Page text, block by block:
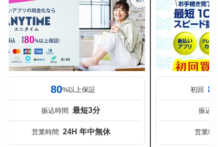
80%以上保証
振込時間 最短3分
営業時間 24H 年中無休
初回
振込
営業時